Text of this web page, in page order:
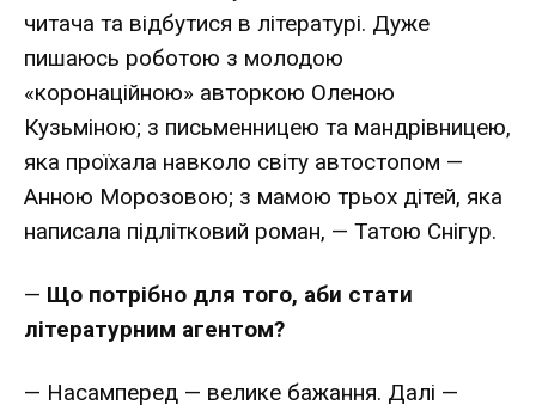
читача та відбутися в літературі. Дуже
пишаюсь роботою з молодою
«коронаційною» авторкою Оленою
Кузьміною; з письменницею та мандрівницею,
яка проїхала навколо світу автостопом —
Анною Морозовою; з мамою трьох дітей, яка
написала підлітковий роман, — Татою Снігур.
— Що потрібно для того, аби стати
літературним агентом?
— Насамперед — велике бажання. Далі —